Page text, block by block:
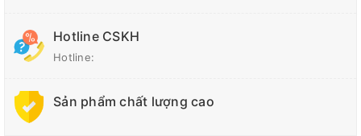
Hotline CSKH
Hotline:
Sản phẩm chất lượng cao